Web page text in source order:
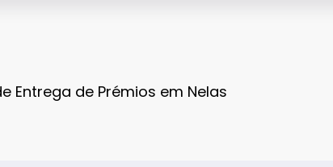
Entrega de Prémios em Nelas